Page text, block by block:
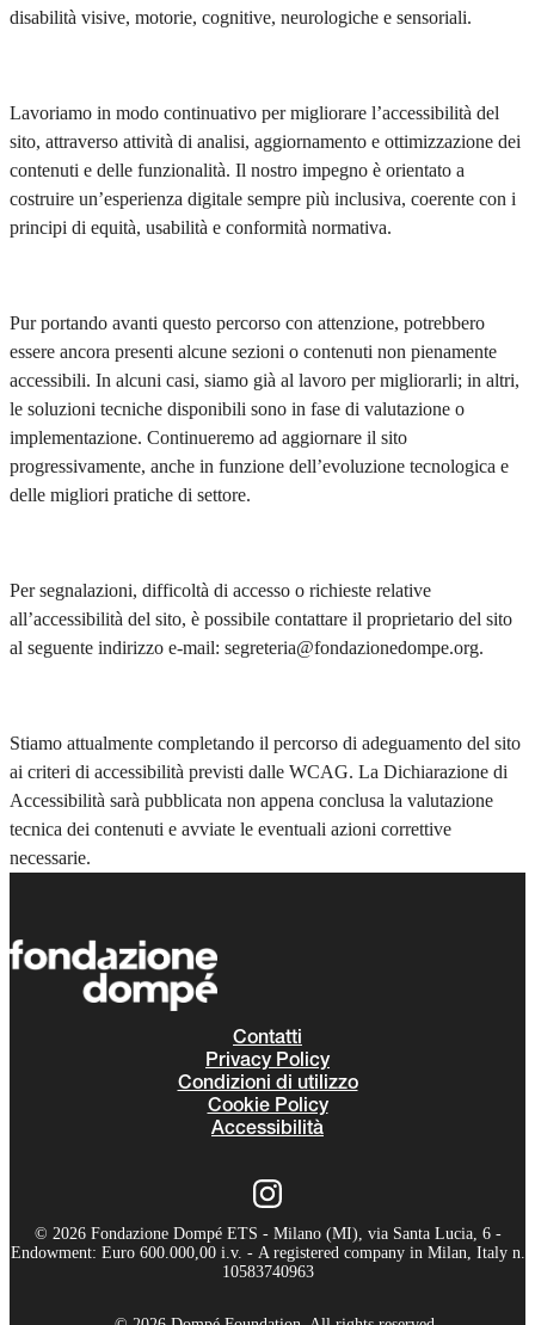
disabilità visive, motorie, cognitive, neurologiche e sensoriali.
Lavoriamo in modo continuativo per migliorare l’accessibilità del
sito, attraverso attività di analisi, aggiornamento e ottimizzazione dei
contenuti e delle funzionalità. Il nostro impegno è orientato a
costruire un’esperienza digitale sempre più inclusiva, coerente con i
principi di equità, usabilità e conformità normativa.
Pur portando avanti questo percorso con attenzione, potrebbero
essere ancora presenti alcune sezioni o contenuti non pienamente
accessibili. In alcuni casi, siamo già al lavoro per migliorarli; in altri,
le soluzioni tecniche disponibili sono in fase di valutazione o
implementazione. Continueremo ad aggiornare il sito
progressivamente, anche in funzione dell’evoluzione tecnologica e
delle migliori pratiche di settore.
Per segnalazioni, difficoltà di accesso o richieste relative
all’accessibilità del sito, è possibile contattare il proprietario del sito
al seguente indirizzo e-mail: segreteria@fondazionedompe.org.
Stiamo attualmente completando il percorso di adeguamento del sito
ai criteri di accessibilità previsti dalle WCAG. La Dichiarazione di
Accessibilità sarà pubblicata non appena conclusa la valutazione
tecnica dei contenuti e avviate le eventuali azioni correttive
necessarie.
Contatti
Privacy Policy
Condizioni di utilizzo
Cookie Policy
Accessibilità
© 2026 Fondazione Dompé ETS - Milano (MI), via Santa Lucia, 6 -
Endowment: Euro 600.000,00 i.v. - A registered company in Milan, Italy n.
10583740963